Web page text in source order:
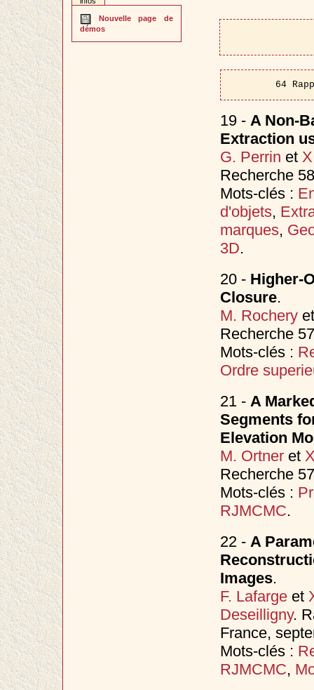
Nouvelle page de
démos
64
19 - A Non-
Extraction
G. Perrin et
Recherche
Mots-clés :
d'objets,
marques,
3D.
20 - Higher-
Closure.
M. Rochery
Recherche
Mots-clés :
Ordre
21 - A
Segments
Elevation
M. Ortneret
Recherche
Mots-clés :
RJMCMC.
22 - A
Images.
F. Lafargeet
Deseilligny.
France,
Mots-clés :
RJMCMC,